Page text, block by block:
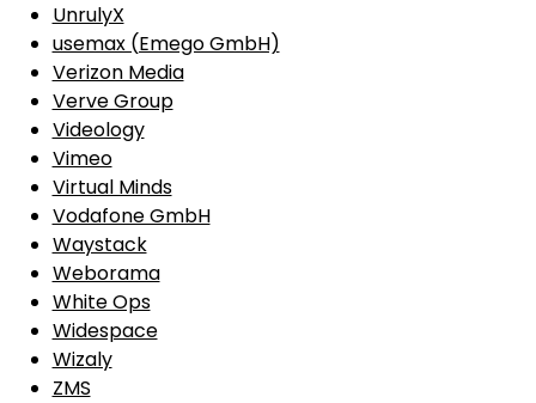
UnrulyX
usemax (Emego GmbH)
Verizon Media
Verve Group
Videology
Vimeo
Virtual Minds
Vodafone GmbH
Waystack
Weborama
White Ops
Widespace
Wizaly
ZMS